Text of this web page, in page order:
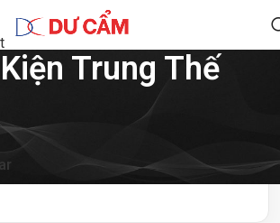
Trung Thế
results